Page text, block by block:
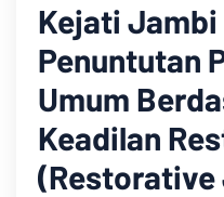
Kejati Jambi
Penuntutan
Umum
Keadilan